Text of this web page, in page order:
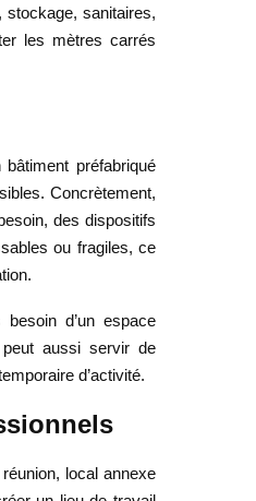
sanitaires,
les mètres carrés
préfabriqué
Concrètement,
des dispositifs
ou fragiles, ce
d’un espace
peut aussi servir de
d’activité.
local annexe